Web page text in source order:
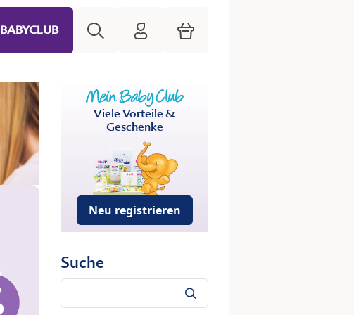
BABYCLUB HiPP Mein Babyclub
Warenkorb
Viele Vorteile &
Geschenke
Neu registrieren
Suche